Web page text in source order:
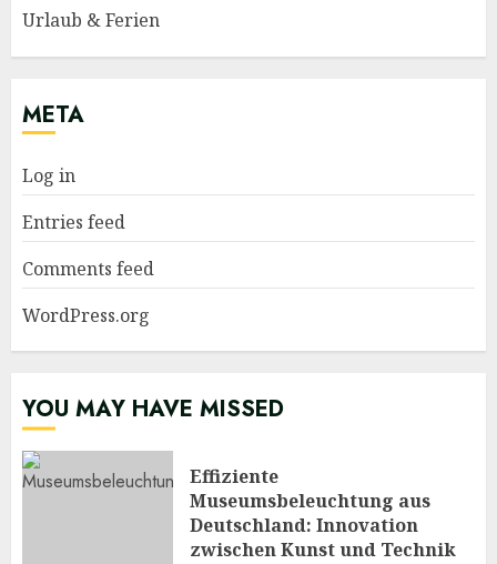
Urlaub & Ferien
META
Log in
Entries feed
Comments feed
WordPress.org
YOU MAY HAVE MISSED
Effiziente
Museumsbeleuchtung aus
Deutschland: Innovation
zwischen Kunst und Technik